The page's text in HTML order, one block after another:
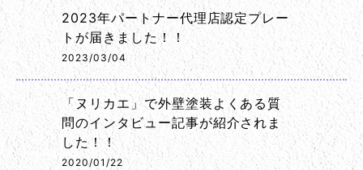
2023年パートナー代理店認定プレー
トが届きました！！
2023/03/04
「ヌリカエ」で外壁塗装よくある質
問のインタビュー記事が紹介されま
した！！
2020/01/22